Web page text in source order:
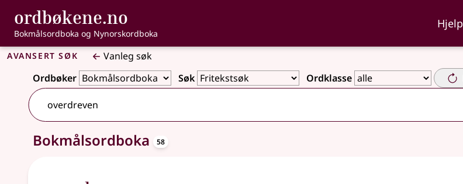
Gå til hovudinnhald
Tilgjenge
ordbøkene.no , Bokmålsordboka og Nynorskordboka
Bokmålsordboka og Nynorskordboka
Hjelp
Avansert søk
Vanleg søk
Ordbøker
Søk Ordklasse
58 treff
Bokmålsordboka 58 oppslagsord